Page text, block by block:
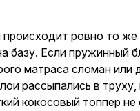
ровно то же
базу. Если пружинный
матраса сломан или
рассыпались в
кокосовый топпер